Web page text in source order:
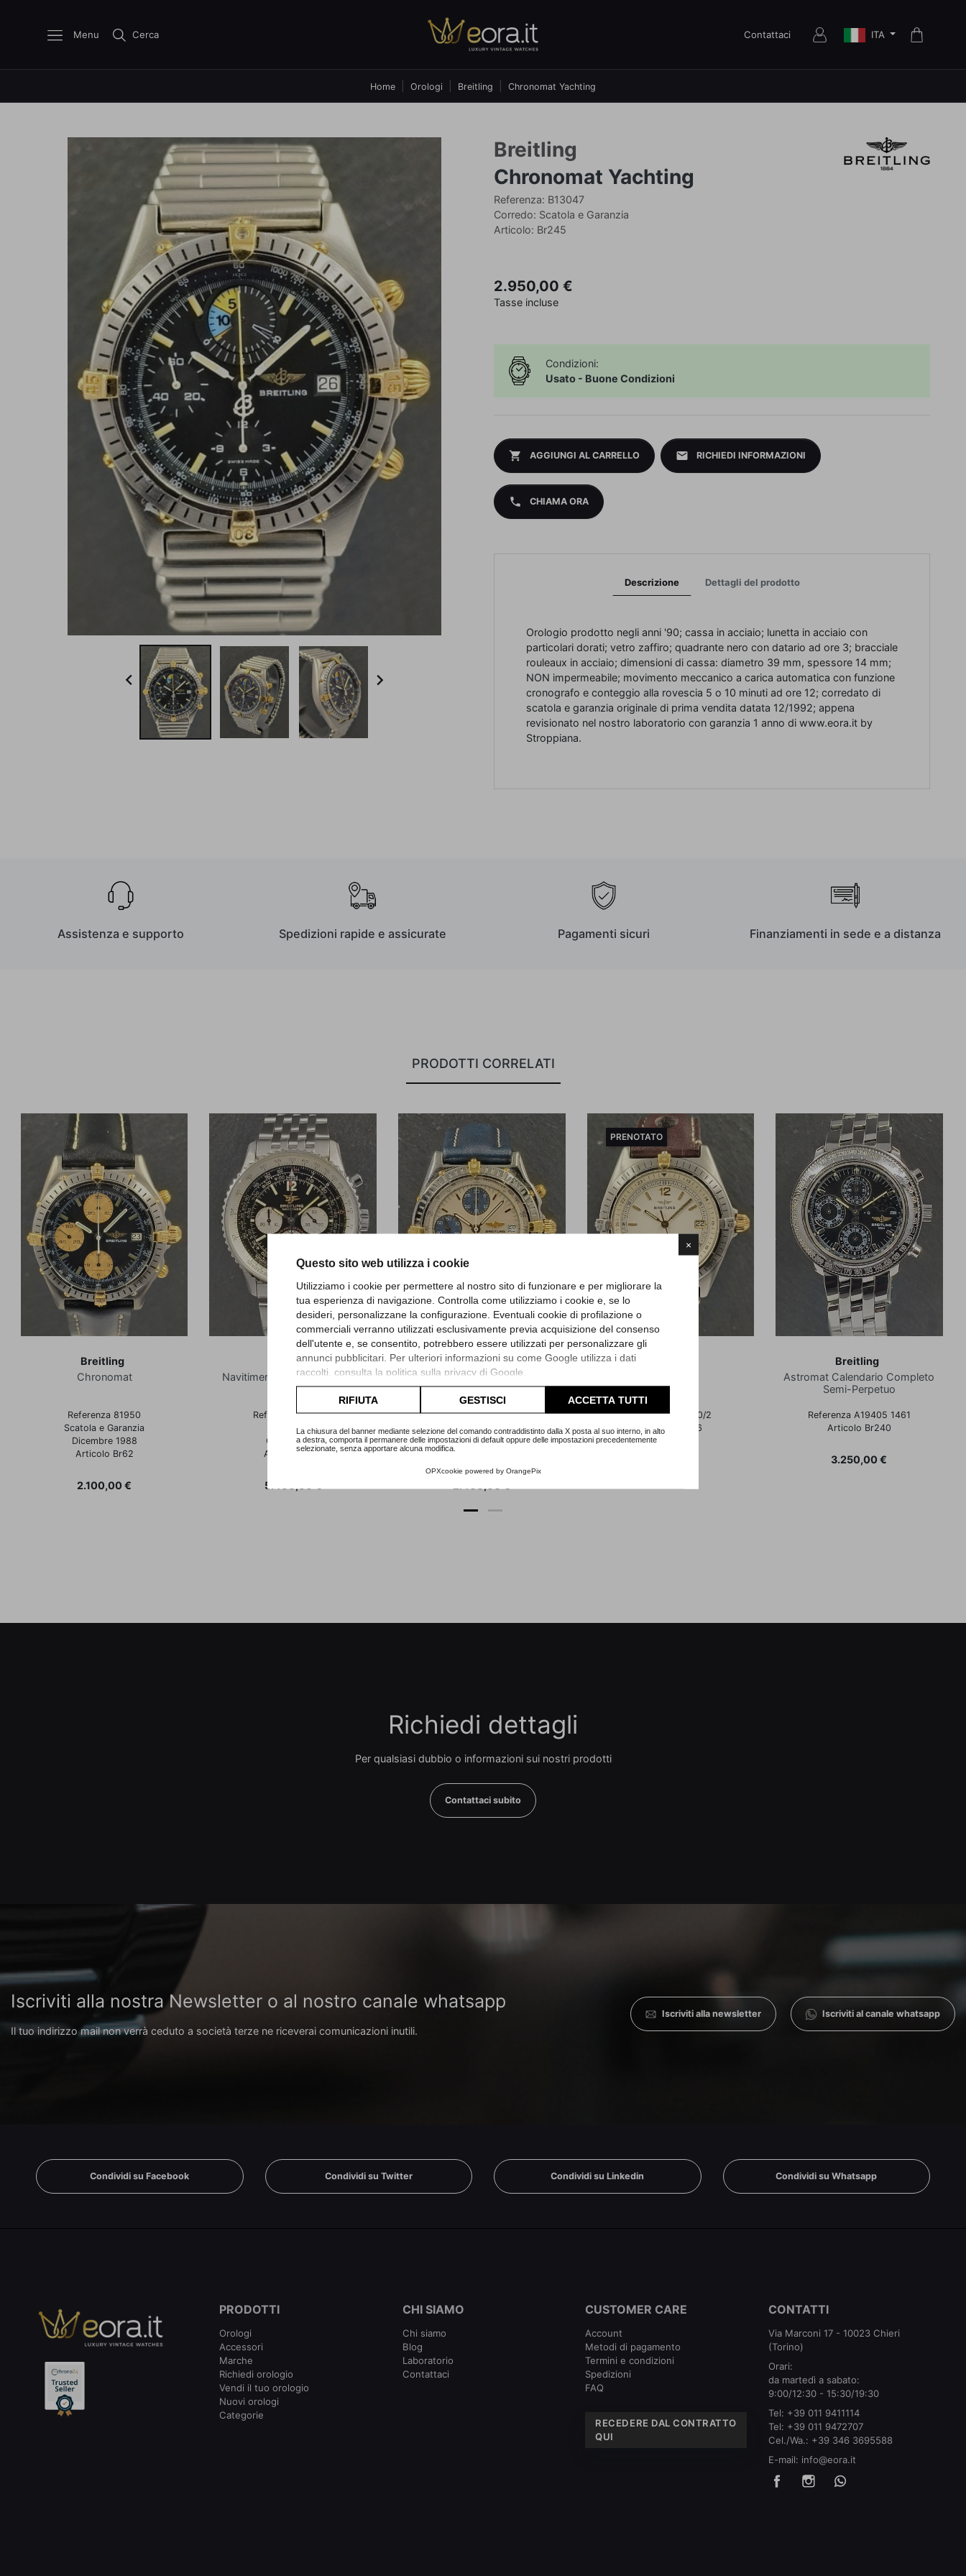
×
Questo sito web utilizza i cookie
Utilizziamo i cookie per permettere al nostro sito di funzionare e per migliorare la
tua esperienza di navigazione. Controlla come utilizziamo i cookie e, se lo
desideri, personalizzane la configurazione. Eventuali cookie di profilazione o
commerciali verranno utilizzati esclusivamente previa acquisizione del consenso
dell'utente e, se consentito, potrebbero essere utilizzati per personalizzare gli
annunci pubblicitari. Per ulteriori informazioni su come Google utilizza i dati
raccolti, consulta la politica sulla privacy di Google
Consulta l'informativa cookie completa.
RIFIUTA GESTISCI ACCETTA TUTTI
La chiusura del banner mediante selezione del comando contraddistinto dalla X posta al suo interno, in alto
a destra, comporta il permanere delle impostazioni di default oppure delle impostazioni precedentemente
selezionate, senza apportare alcuna modifica.
OPXcookie powered by OrangePix
Menu Cerca Contattaci ITA
Home Orologi Breitling Chronomat Yachting
 
Breitling
Chronomat Yachting
Referenza: B13047
Corredo: Scatola e Garanzia
Articolo: Br245
2.950,00 €
Tasse incluse
Condizioni:
Usato - Buone Condizioni
shopping_cart AGGIUNGI AL CARRELLO mail RICHIEDI INFORMAZIONI
phone CHIAMA ORA
Descrizione Dettagli del prodotto
Orologio prodotto negli anni '90; cassa in acciaio; lunetta in acciaio con
particolari dorati; vetro zaffiro; quadrante nero con datario ad ore 3; bracciale
rouleaux in acciaio; dimensioni di cassa: diametro 39 mm, spessore 14 mm;
NON impermeabile; movimento meccanico a carica automatica con funzione
cronografo e conteggio alla rovescia 5 o 10 minuti ad ore 12; corredato di
scatola e garanzia originale di prima vendita datata 12/1992; appena
revisionato nel nostro laboratorio con garanzia 1 anno di www.eora.it by
Stroppiana.
Assistenza e supporto Spedizioni rapide e assicurate Pagamenti sicuri Finanziamenti in sede e a distanza
PRODOTTI CORRELATI
Breitling
Chronomat
Referenza 81950
Scatola e Garanzia
Dicembre 1988
Articolo Br62
Prezzo
2.100,00 €
Breitling
Navitimer - 50th Anniversario
Referenza A41322
Full Set
Giugno 2014
Articolo Br99
Prezzo
5.400,00 €
Breitling
Chronomat Madreperla
Referenza B13050
Scatola e Garanzia
Maggio 1996
Articolo Br141
Referenza 80370/2
Articolo Br236
PRENOTATO
Breitling
Astromat Calendario Completo
Semi-Perpetuo
Referenza A19405 1461
Articolo Br240
Prezzo
3.250,00 €
Richiedi dettagli
Per qualsiasi dubbio o informazioni sui nostri prodotti
Contattaci subito
Iscriviti alla nostra Newsletter o al nostro canale whatsapp
Il tuo indirizzo mail non verrà ceduto a società terze ne riceverai comunicazioni inutili.
Iscriviti alla newsletter Iscriviti al canale whatsapp
Condividi su Facebook Condividi su Twitter Condividi su Linkedin Condividi su Whatsapp
PRODOTTI
Orologi
Accessori
Marche
Richiedi orologio
Vendi il tuo orologio
Nuovi orologi
Categorie
CHI SIAMO
Chi siamo
Blog
Laboratorio
Contattaci
CUSTOMER CARE
Account
Metodi di pagamento
Termini e condizioni
Spedizioni
FAQ
RECEDERE DAL CONTRATTO
QUI
CONTATTI
Via Marconi 17 - 10023 Chieri
(Torino)
Orari:
da martedì a sabato:
9:00/12:30 - 15:30/19:30
Tel: +39 011 9411114
Tel: +39 011 9472707
Cel./Wa.: +39 346 3695588
E-mail: info@eora.it